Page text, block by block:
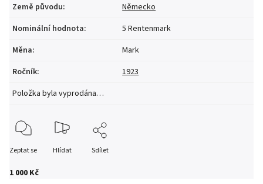
1 000 Kč
Země původu:
Německo
Nominální hodnota:
5 Rentenmark
Měna:
Mark
Ročník:
1923
Položka byla vyprodána…
Zeptat se Hlídat Sdílet